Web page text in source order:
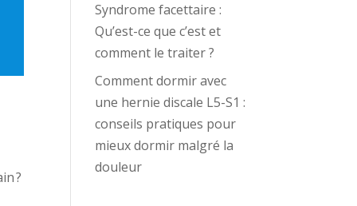
?
Syndrome facettaire :
Qu’est-ce que c’est et
comment le traiter ?
Comment dormir avec
une hernie discale L5-S1 :
conseils pratiques pour
mieux dormir malgré la
douleur